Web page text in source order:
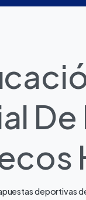
deportivas